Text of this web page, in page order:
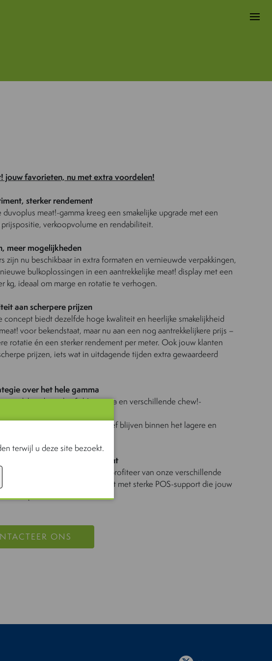
jouw favorieten, nu met extra voordelen!
sterker rendement
meat!-gamma kreeg een smakelijke upgrade met een
verkoopvolume en rendabiliteit.
meer mogelijkheden
zijn nu beschikbaar in extra formaten en vernieuwde verpakkingen,
bulkoplossingen in een aantrekkelijke meat! display met een
kg, ideaal om marge en rotatie te verhogen.
aan scherpere prijzen
concept biedt dezelfde hoge kwaliteit en heerlijke smakelijkheid
voor bekendstaat, maar nu aan een nog aantrekkelijkere prijs –
rotatie én een sterker rendement per meter. Ook jouw klanten
prijzen, iets wat in uitdagende tijden extra gewaardeerd
over het hele gamma
ook het duvoplus fish!-gamma en verschillende chew!-
zodat ze competitief blijven binnen het lagere en
meer volume, meer rendement
duvoplus-assortiment, profiteer van onze verschillende
je rekken een krachtige boost met sterke POS-support die jouw
doet opvallen!
ONS
terwijl u deze site bezoekt.